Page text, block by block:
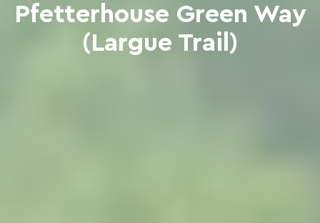
Pfetterhouse Green Way
(Largue Trail)